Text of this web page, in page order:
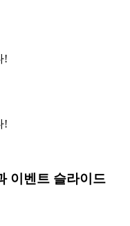
!
!
이벤트 슬라이드